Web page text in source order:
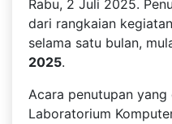
Rabu, 2 Juli 2025.
dari rangkaian
selama satu bulan,
2025.
Acara penutupan
Laboratorium